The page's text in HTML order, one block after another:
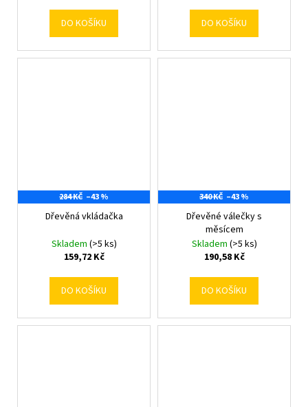
DO KOŠÍKU DO KOŠÍKU
284 KČ –43 %
Dřevěná vkládačka
Skladem (>5 ks)
159,72 Kč
DO KOŠÍKU
340 KČ –43 %
Dřevěné válečky s
měsícem
Skladem (>5 ks)
190,58 Kč
DO KOŠÍKU